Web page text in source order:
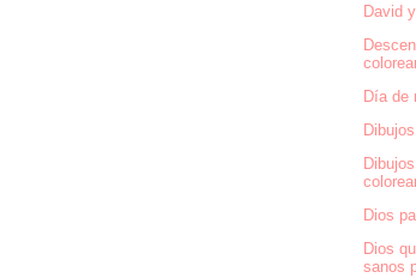
David
Día de
Dios
Dios
sanos